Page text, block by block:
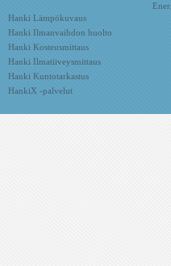
Hanki Lämpökuvaus
Hanki Ilmanvaihdon huolto
Hanki Kosteusmittaus
Hanki Ilmatiiveysmittaus
Hanki Kuntotarkastus
HankiX -palvelut